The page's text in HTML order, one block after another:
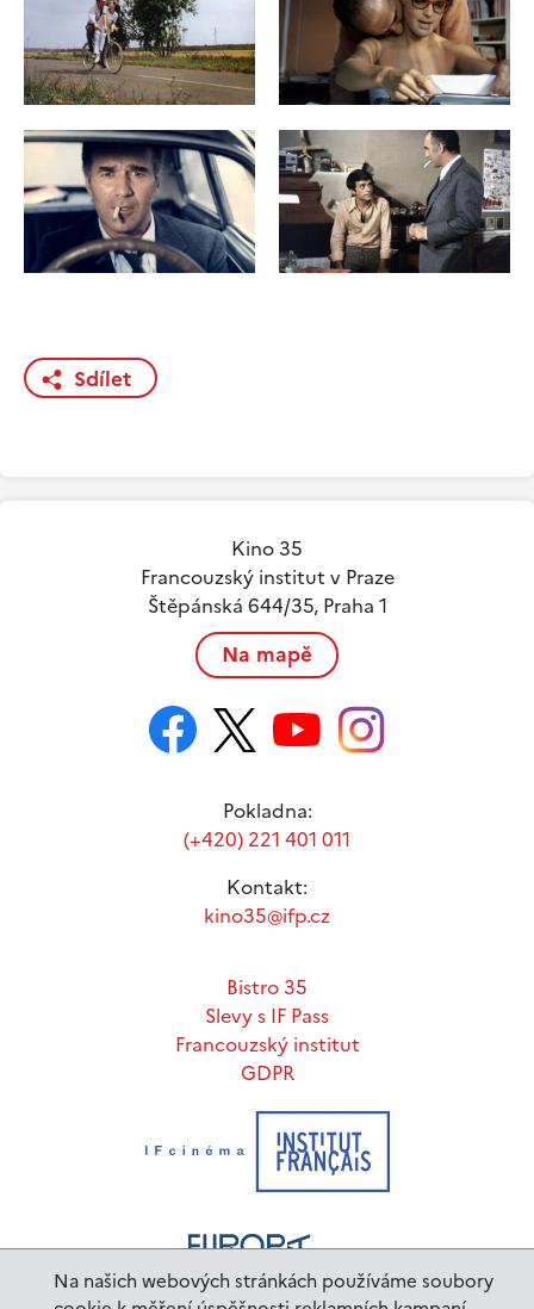
Na našich webových stránkách používáme soubory
Sdílet
Kino 35
Francouzský institut v Praze
Štěpánská 644/35, Praha 1
Na mapě
Pokladna:
(+420) 221 401 011
Kontakt:
kino35@ifp.cz
Bistro 35
Slevy s IF Pass
Francouzský institut
GDPR